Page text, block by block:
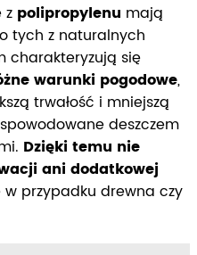
z polipropylenu mają
tych z naturalnych
charakteryzują się
warunki pogodowe,
trwałość i mniejszą
deszczem
Dzięki temu nie
ani dodatkowej
przypadku drewna czy